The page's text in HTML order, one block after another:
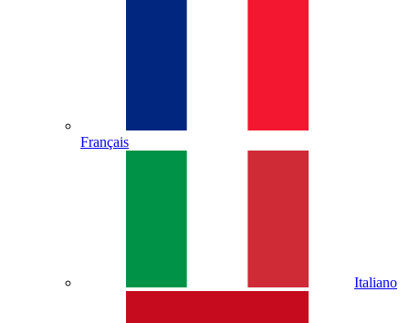
Français
Italiano